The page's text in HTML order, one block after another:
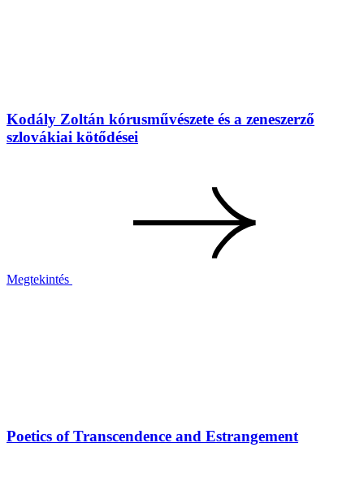
Kodály Zoltán kórusművészete és a zeneszerző
szlovákiai kötődései
Megtekintés
Poetics of Transcendence and Estrangement